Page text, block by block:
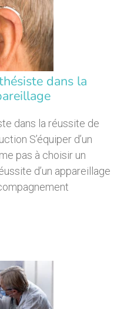
dans la
dans la réussite de
S’équiper d’un
pas à choisir un
d’un appareillage